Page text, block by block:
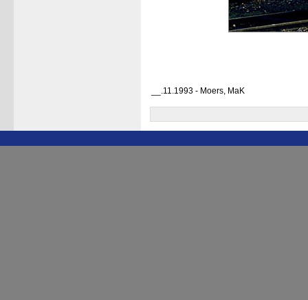
__.11.1993 - Moers, MaK